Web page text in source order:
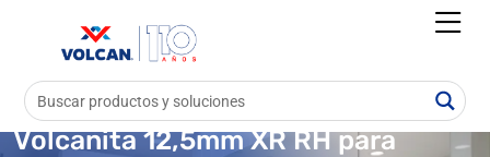
Volcanita 12,5mm XR RH para